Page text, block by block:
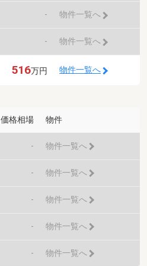
- 物件一覧へ
- 物件一覧へ
516万円 物件一覧へ
価格相場 物件
- 物件一覧へ
- 物件一覧へ
- 物件一覧へ
- 物件一覧へ
- 物件一覧へ